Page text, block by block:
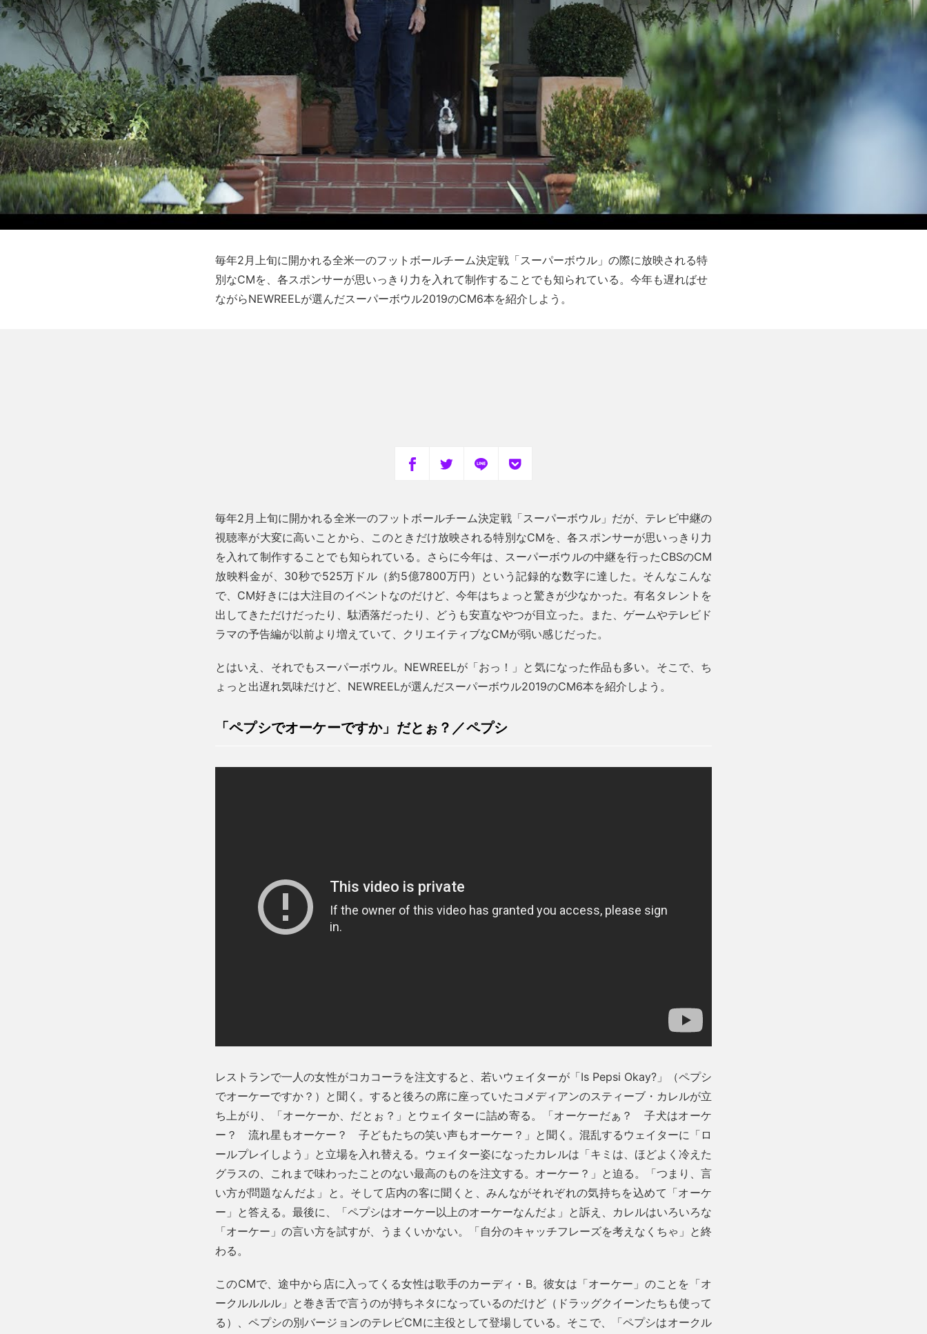
毎年2月上旬に開かれる全米一のフットボールチーム決定戦「スーパーボウル」の際に放映される特
別なCMを、各スポンサーが思いっきり力を入れて制作することでも知られている。今年も遅ればせ
ながらNEWREELが選んだスーパーボウル2019のCM6本を紹介しよう。
毎年2月上旬に開かれる全米一のフットボールチーム決定戦「スーパーボウル」だが、テレビ中継の
視聴率が大変に高いことから、このときだけ放映される特別なCMを、各スポンサーが思いっきり力
を入れて制作することでも知られている。さらに今年は、スーパーボウルの中継を行ったCBSのCM
放映料金が、30秒で525万ドル（約5億7800万円）という記録的な数字に達した。そんなこんな
で、CM好きには大注目のイベントなのだけど、今年はちょっと驚きが少なかった。有名タレントを
出してきただけだったり、駄洒落だったり、どうも安直なやつが目立った。また、ゲームやテレビド
ラマの予告編が以前より増えていて、クリエイティブなCMが弱い感じだった。
とはいえ、それでもスーパーボウル。NEWREELが「おっ！」と気になった作品も多い。そこで、ち
ょっと出遅れ気味だけど、NEWREELが選んだスーパーボウル2019のCM6本を紹介しよう。
「ペプシでオーケーですか」だとぉ？／ペプシ
レストランで一人の女性がコカコーラを注文すると、若いウェイターが「Is Pepsi Okay?」（ペプシ
でオーケーですか？）と聞く。すると後ろの席に座っていたコメディアンのスティーブ・カレルが立
ち上がり、「オーケーか、だとぉ？」とウェイターに詰め寄る。「オーケーだぁ？ 子犬はオーケ
ー？ 流れ星もオーケー？ 子どもたちの笑い声もオーケー？」と聞く。混乱するウェイターに「ロ
ールプレイしよう」と立場を入れ替える。ウェイター姿になったカレルは「キミは、ほどよく冷えた
グラスの、これまで味わったことのない最高のものを注文する。オーケー？」と迫る。「つまり、言
い方が問題なんだよ」と。そして店内の客に聞くと、みんながそれぞれの気持ちを込めて「オーケ
ー」と答える。最後に、「ペプシはオーケー以上のオーケーなんだよ」と訴え、カレルはいろいろな
「オーケー」の言い方を試すが、うまくいかない。「自分のキャッチフレーズを考えなくちゃ」と終
わる。
このCMで、途中から店に入ってくる女性は歌手のカーディ・B。彼女は「オーケー」のことを「オ
ークルルルル」と巻き舌で言うのが持ちネタになっているのだけど（ドラッグクイーンたちも使って
る）、ペプシの別バージョンのテレビCMに主役として登場している。そこで、「ペプシはオークル